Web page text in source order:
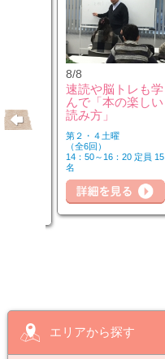
8/8
速読や脳トレも学
んで「本の楽しい
読み方」
第２・４土曜
（全6回）
14：50～16：20 定員 15
名
エリアから探す